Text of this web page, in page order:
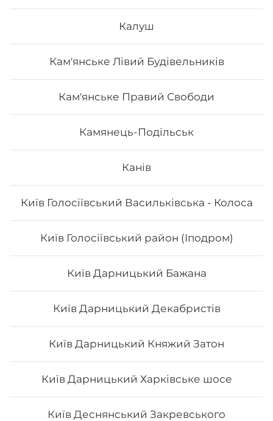
Калуш
Кам'янське Лівий Будівельників
Кам'янське Правий Свободи
Камянець-Подільськ
Канів
Київ Голосіївський Васильківська - Колоса
Київ Голосіївський район (Іподром)
Київ Дарницький Бажана
Київ Дарницький Декабристів
Київ Дарницький Княжий Затон
Київ Дарницький Харківське шосе
Київ Деснянський Закревського
₴ Хочу